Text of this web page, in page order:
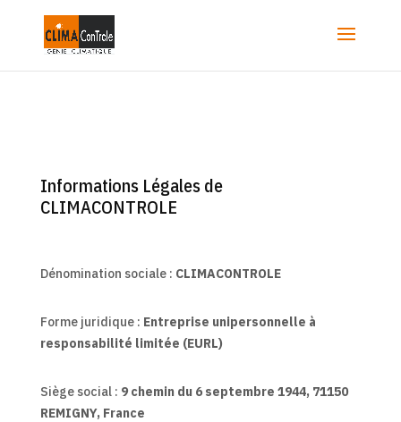
Informations Légales de
CLIMACONTROLE
Dénomination sociale : CLIMACONTROLE
Forme juridique : Entreprise unipersonnelle à
responsabilité limitée (EURL)
Siège social : 9 chemin du 6 septembre 1944, 71150
REMIGNY, France